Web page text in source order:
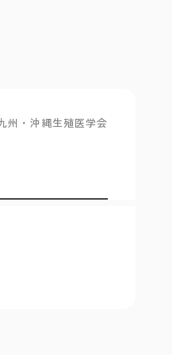
州・沖縄生殖医学会